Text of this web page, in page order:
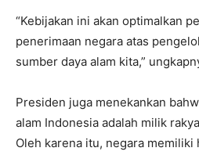
“Kebijakan ini akan optimalkan
penerimaan negara atas
sumber daya alam kita,”
Presiden juga menekankan
alam Indonesia adalah milik
Oleh karena itu, negara